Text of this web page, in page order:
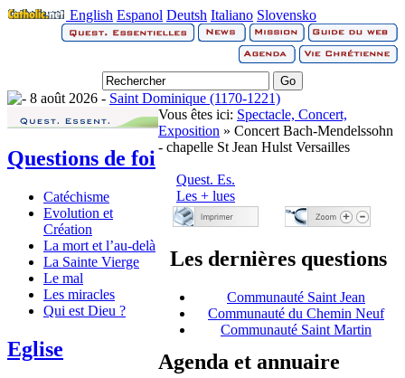
English Espanol Deutsh Italiano Slovensko
8 août 2026 - Saint Dominique (1170-1221)
Questions de foi
Catéchisme
Evolution et
Création
La mort et l’au-delà
La Sainte Vierge
Le mal
Les miracles
Qui est Dieu ?
Eglise
Vous êtes ici: Spectacle, Concert,
Exposition » Concert Bach-Mendelssohn
- chapelle St Jean Hulst Versailles
Quest. Es.
Les + lues
Les dernières questions
Communauté Saint Jean
Communauté du Chemin Neuf
Communauté Saint Martin
Agenda et annuaire